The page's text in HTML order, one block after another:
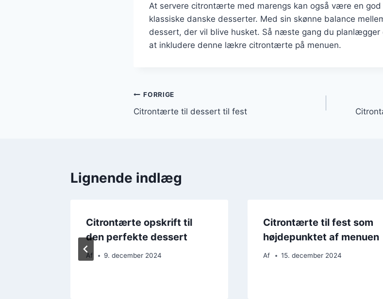
At servere citrontærte med marengs kan også være en
klassiske danske desserter. Med sin skønne balance
dessert, der vil blive husket. Så næste gang du planlægger
at inkludere denne lækre citrontærte på menuen.
Indlægsnavigation
FORRIGE
Citrontærte til dessert til fest
Lignende indlæg
Citrontærte opskrift til
den perfekte dessert
Af 9. december 2024
Citrontærte til fest som
højdepunktet af menuen
Af 15. december 2024